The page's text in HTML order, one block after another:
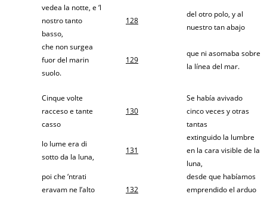
vedea la notte, e ‘l
nostro tanto
basso,
128
del otro polo, y al
nuestro tan abajo
che non surgea
fuor del marin
suolo.
129
que ni asomaba sobre
la línea del mar.
Cinque volte
racceso e tante
casso
130
Se había avivado
cinco veces y otras
tantas
lo lume era di
sotto da la luna,
131
extinguido la lumbre
en la cara visible de la
luna,
poi che ‘ntrati
eravam ne l’alto
132
desde que habíamos
emprendido el arduo